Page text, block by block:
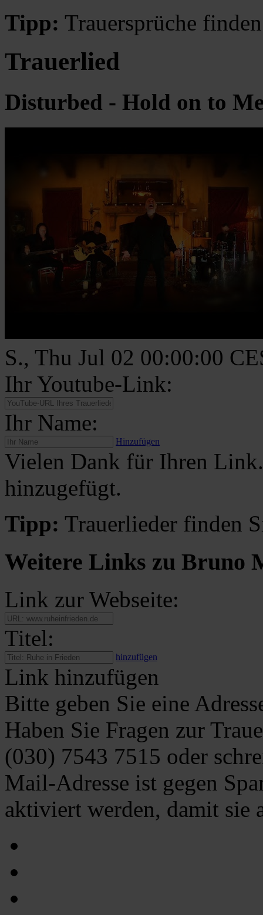
Tipp: Trauersprüche
Trauerlied
Disturbed - Hold on to
S., Thu Jul 02 00:00:00
Ihr Youtube-Link:
Ihr Name:
Hinzufügen
Vielen Dank für Ihren
hinzugefügt.
Tipp: Trauerlieder finden
Weitere Links zu Bruno
Link zur Webseite:
Titel:
hinzufügen
Link hinzufügen
Bitte geben Sie eine
Haben Sie Fragen zur
(030) 7543 7515 oder
Mail-Adresse ist gegen
aktiviert werden, damit sie